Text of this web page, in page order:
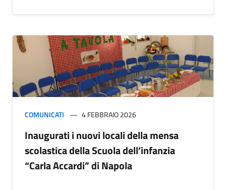
COMUNICATI 4 FEBBRAIO 2026
Inaugurati i nuovi locali della mensa
scolastica della Scuola dell’infanzia
“Carla Accardi” di Napola